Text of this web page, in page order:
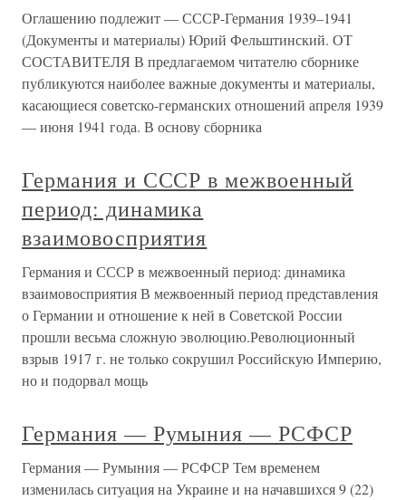
Оглашению подлежит — СССР-Германия 1939–1941
(Документы и материалы) Юрий Фельштинский. ОТ
СОСТАВИТЕЛЯ В предлагаемом читателю сборнике
публикуются наиболее важные документы и материалы,
касающиеся советско-германских отношений апреля 1939
— июня 1941 года. В основу сборника
Германия и СССР в межвоенный
период: динамика
взаимовосприятия
Германия и СССР в межвоенный период: динамика
взаимовосприятия В межвоенный период представления
о Германии и отношение к ней в Советской России
прошли весьма сложную эволюцию.Революционный
взрыв 1917 г. не только сокрушил Российскую Империю,
но и подорвал мощь
Германия — Румыния — РСФСР
Германия — Румыния — РСФСР Тем временем
изменилась ситуация на Украине и на начавшихся 9 (22)